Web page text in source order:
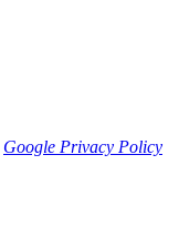
Google Privacy Policy